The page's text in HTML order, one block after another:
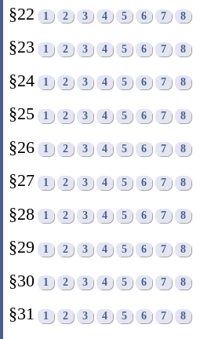
§22 1 2 3 4 5 6 7 8
§23 1 2 3 4 5 6 7 8
§24 1 2 3 4 5 6 7 8
§25 1 2 3 4 5 6 7 8
§26 1 2 3 4 5 6 7 8
§27 1 2 3 4 5 6 7 8
§28 1 2 3 4 5 6 7 8
§29 1 2 3 4 5 6 7 8
§30 1 2 3 4 5 6 7 8
§31 1 2 3 4 5 6 7 8